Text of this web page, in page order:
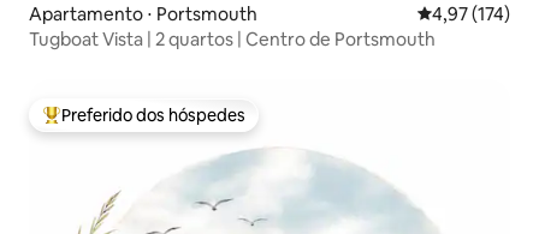
Apartamento ⋅ Portsmouth 4,97 de uma
4,97 (174)
Tugboat Vista | 2 quartos | Centro de Portsmouth
Entre os melhores preferidos dos hóspedes
Preferido dos hóspedes